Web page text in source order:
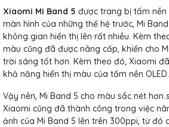
Xiaomi Mi Band 5 được trang bị tấm nền
màn hình của những thế hệ trước, Mi
không gian hiển thị lên rất nhiều. Kèm
màu cũng đã được nâng cấp, khiến cho
trời sáng tốt hơn. Kèm theo đó, Xiaomi
khả năng hiển thị màu của tấm nền OLED.
Vậy nên, Mi Band 5 cho màu sắc nét hơn
Xiaomi cũng đã thành công trong việc
ảnh của Mi Band 5 lên trên 300ppi, từ đó